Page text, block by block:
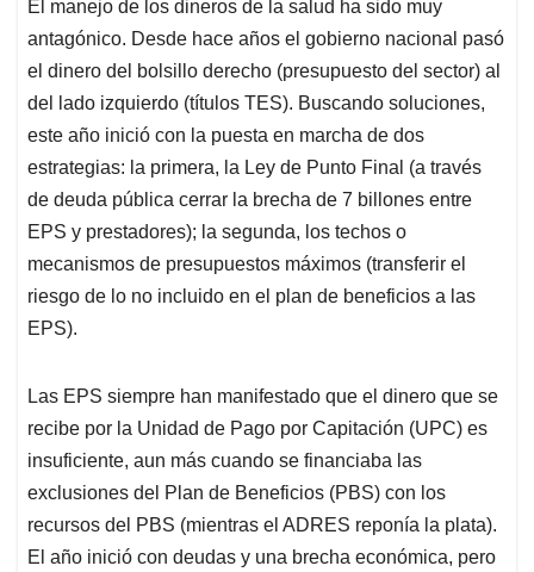
s
A
p
p
b
o
o
k
e
d
I
n
l
a
d
s
El manejo de los dineros de la salud ha sido muy
antagónico. Desde hace años el gobierno nacional pasó
el dinero del bolsillo derecho (presupuesto del sector) al
del lado izquierdo (títulos TES). Buscando soluciones,
este año inició con la puesta en marcha de dos
estrategias: la primera, la Ley de Punto Final (a través
de deuda pública cerrar la brecha de 7 billones entre
EPS y prestadores); la segunda, los techos o
mecanismos de presupuestos máximos (transferir el
riesgo de lo no incluido en el plan de beneficios a las
EPS).
Las EPS siempre han manifestado que el dinero que se
recibe por la Unidad de Pago por Capitación (UPC) es
insuficiente, aun más cuando se financiaba las
exclusiones del Plan de Beneficios (PBS) con los
recursos del PBS (mientras el ADRES reponía la plata).
El año inició con deudas y una brecha económica, pero